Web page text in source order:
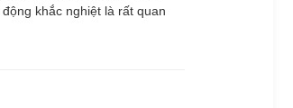
khắc nghiệt là rất quan